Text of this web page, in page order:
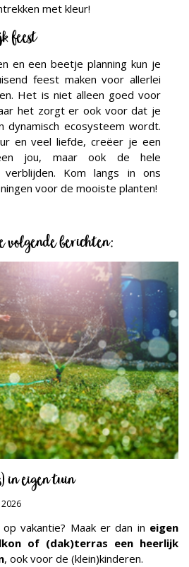
feest
en een beetje planning kun je
feest maken voor allerlei
Het is niet alleen goed voor
het zorgt er ook voor dat je
dynamisch ecosysteem wordt.
en veel liefde, creëer je een
jou, maar ook de hele
verblijden. Kom langs in ons
voor de mooiste planten!
volgende berichten:
in eigen tuin
vakantie? Maak er dan in eigen
of (dak)terras een heerlijk
, ook voor de (klein)kinderen.